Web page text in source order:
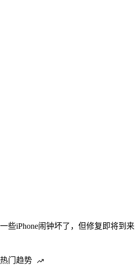
一些iPhone闹钟坏了，但修复即将到来
热门趋势